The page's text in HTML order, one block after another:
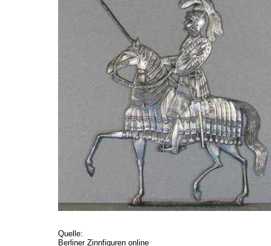
Quelle:
Berliner Zinnfiguren online